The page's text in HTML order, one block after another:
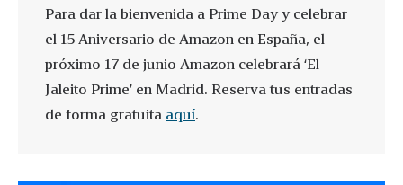
Para dar la bienvenida a Prime Day y celebrar
el 15 Aniversario de Amazon en España, el
próximo 17 de junio Amazon celebrará ‘El
Jaleito Prime’ en Madrid. Reserva tus entradas
de forma gratuita aquí.